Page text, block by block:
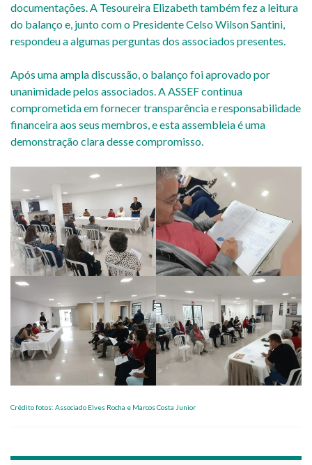
documentações. A Tesoureira Elizabeth também fez a leitura
do balanço e, junto com o Presidente Celso Wilson Santini,
respondeu a algumas perguntas dos associados presentes.
Após uma ampla discussão, o balanço foi aprovado por
unanimidade pelos associados. A ASSEF continua
comprometida em fornecer transparência e responsabilidade
financeira aos seus membros, e esta assembleia é uma
demonstração clara desse compromisso.
Crédito fotos: Associado Elves Rocha e Marcos Costa Junior